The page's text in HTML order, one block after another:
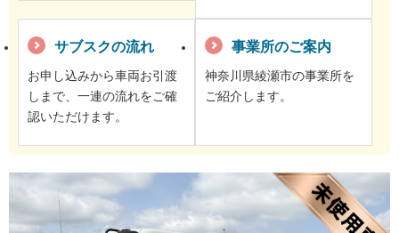
サブスクの流れ
お申し込みから車両お引渡
しまで、一連の流れをご確
認いただけます。
事業所のご案内
神奈川県綾瀬市の事業所を
ご紹介します。